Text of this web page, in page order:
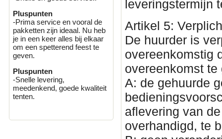
Pluspunten
-Prima service en vooral de
pakketten zijn ideaal. Nu heb
je in een keer alles bij elkaar
om een spetterend feest te
geven.
Pluspunten
-Snelle levering,
meedenkend, goede kwaliteit
tenten.
leveringstermijn
Artikel 5:
De huurder is
overeenkomstig
overeenkomst
A: de gehuurde
aflevering van
overhandigd, te